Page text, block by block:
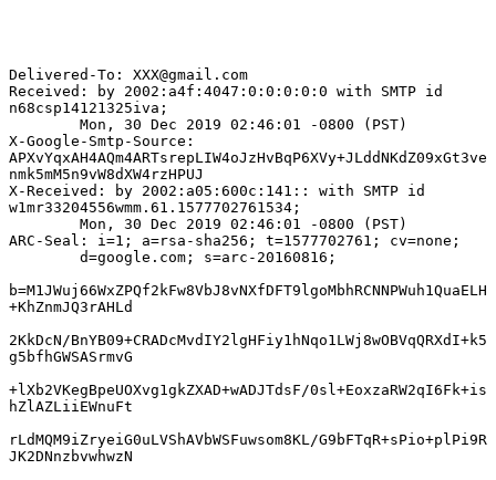
Delivered-To: XXX@gmail.com
Received: by 2002:a4f:4047:0:0:0:0:0 with SMTP id
n68csp14121325iva;
X-Google-Smtp-Source:
APXvYqxAH4AQm4ARTsrepLIW4oJzHvBqP6XVy+JLddNKdZ09xGt3ve
nmk5mM5n9vW8dXW4rzHPUJ
X-Received: by 2002:a05:600c:141:: with SMTP id
w1mr33204556wmm.61.1577702761534;
ARC-Seal: i=1; a=rsa-sha256; t=1577702761; cv=none;
b=M1JWuj66WxZPQf2kFw8VbJ8vNXfDFT9lgoMbhRCNNPWuh1QuaELH
+KhZnmJQ3rAHLd
2KkDcN/BnYB09+CRADcMvdIY2lgHFiy1hNqo1LWj8wOBVqQRXdI+k5
g5bfhGWSASrmvG
+lXb2VKegBpeUOXvg1gkZXAD+wADJTdsF/0sl+EoxzaRW2qI6Fk+is
hZlAZLiiEWnuFt
rLdMQM9iZryeiG0uLVShAVbWSFuwsom8KL/G9bFTqR+sPio+plPi9R
JK2DNnzbvwhwzN